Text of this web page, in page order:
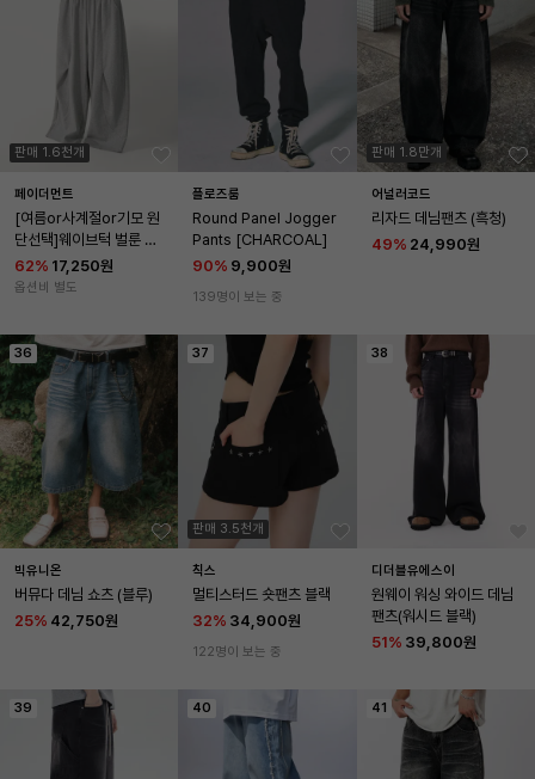
판매 1.6천개
페이더먼트
[여름or사계절or기모 원
단선택]웨이브턱 벌룬 와
이드 팬츠
62% 17,250원
옵션비 별도
플로즈룸
Round Panel Jogger
Pants [CHARCOAL]
90% 9,900원
139명이 보는 중
판매 1.8만개
어널러코드
리자드 데님팬츠 (흑청)
49% 24,990원
36
빅유니온
버뮤다 데님 쇼츠 (블루)
25% 42,750원
37
판매 3.5천개
칙스
멀티스터드 숏팬츠 블랙
32% 34,900원
122명이 보는 중
38
디더블유에스이
원웨이 워싱 와이드 데님
팬츠(워시드 블랙)
51% 39,800원
39 40 41